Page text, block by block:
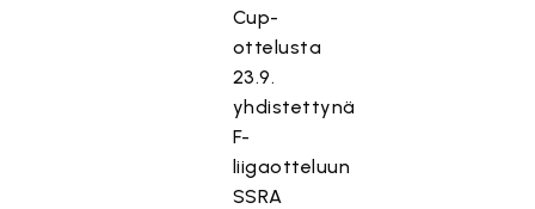
Cup-
ottelusta
23.9.
yhdistettynä
F-
liigaotteluun
SSRA